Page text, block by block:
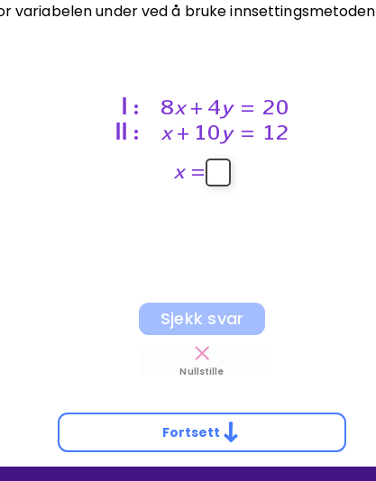
variabelen under ved å bruke innsettingsmetoden
Ⅰ :
ⅠⅠ :
8x + 4y =
x + 10 y =
20
12
x =
Sjekk svar
Nullstille
Fortsett